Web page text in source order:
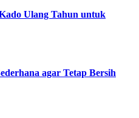
Ulang Tahun untuk
agar Tetap Bersih